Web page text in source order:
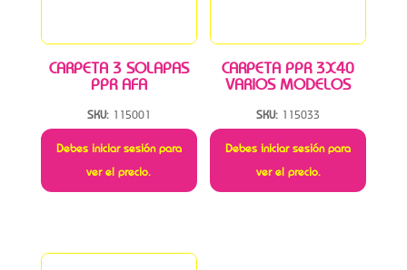
CARPETA 3 SOLAPAS
PPR AFA
SKU: 115001
Debes iniciar sesión para
ver el precio.
CARPETA PPR 3X40
VARIOS MODELOS
SKU: 115033
Debes iniciar sesión para
ver el precio.